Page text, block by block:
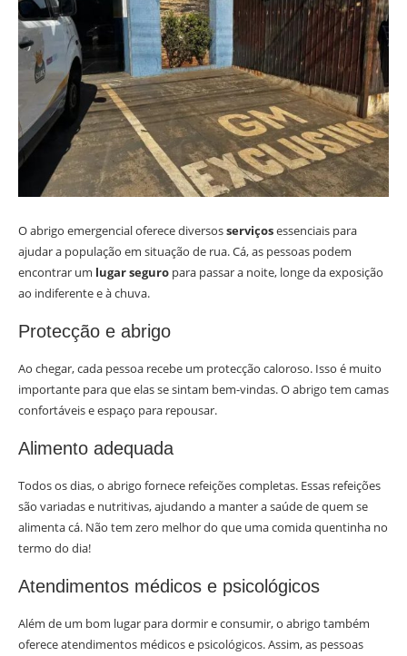
O abrigo emergencial oferece diversosserviçosessenciais para
ajudar a população em situação de rua. Cá, as pessoas podem
encontrar um lugar seguro para passar a noite, longe da exposição
ao indiferente e à chuva.
Protecção e abrigo
Ao chegar, cada pessoa recebe um protecção caloroso. Isso é muito
importante para que elas se sintam bem-vindas. O abrigo tem camas
confortáveis e espaço para repousar.
Alimento adequada
Todos os dias, o abrigo fornece refeições completas. Essas refeições
são variadas e nutritivas, ajudando a manter a saúde de quem se
alimenta cá. Não tem zero melhor do que uma comida quentinha no
termo do dia!
Atendimentos médicos e psicológicos
Além de um bom lugar para dormir e consumir, o abrigo também
oferece atendimentos médicos e psicológicos. Assim, as pessoas